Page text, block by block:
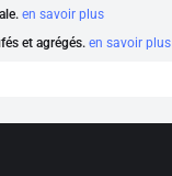
en savoir plus
et agrégés. en savoir plus